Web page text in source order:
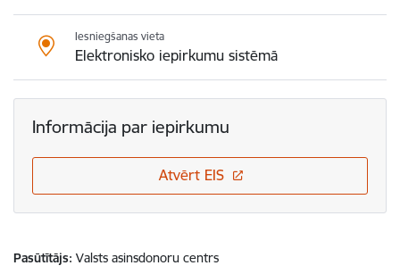
Iesniegšanas vieta
Elektronisko iepirkumu sistēmā
Informācija par iepirkumu
Atvērt EIS
Pasūtītājs Valsts asinsdonoru centrs